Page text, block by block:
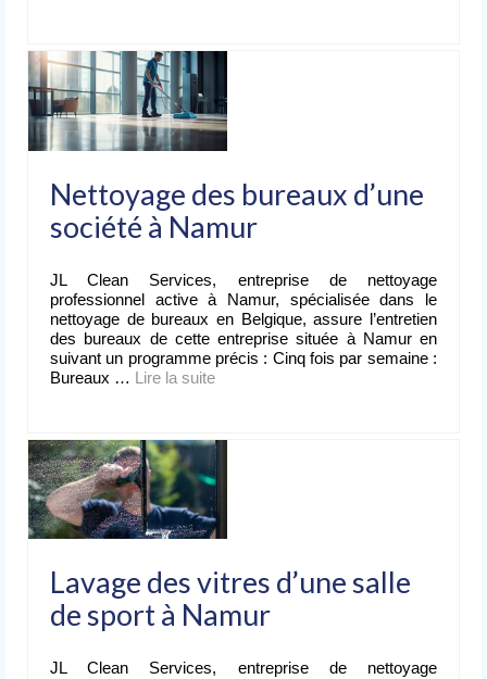
Nettoyage des bureaux d’une
société à Namur
JL Clean Services, entreprise de nettoyage
professionnel active à Namur, spécialisée dans le
nettoyage de bureaux en Belgique, assure l’entretien
des bureaux de cette entreprise située à Namur en
suivant un programme précis : Cinq fois par semaine :
Bureaux … Lire la suite­­
Lavage des vitres d’une salle
de sport à Namur
JL Clean Services, entreprise de nettoyage